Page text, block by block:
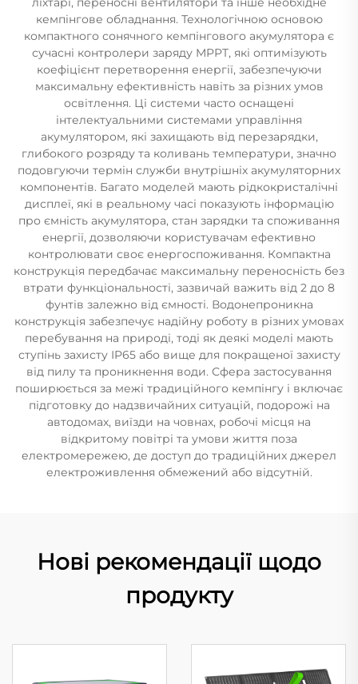
кемпінгове обладнання. Технологічною основою
компактного сонячного кемпінгового акумулятора є
сучасні контролери заряду MPPT, які оптимізують
коефіцієнт перетворення енергії, забезпечуючи
максимальну ефективність навіть за різних умов
освітлення. Ці системи часто оснащені
інтелектуальними системами управління
акумулятором, які захищають від перезарядки,
глибокого розряду та коливань температури, значно
подовгуючи термін служби внутрішніх акумуляторних
компонентів. Багато моделей мають рідкокристалічні
дисплеї, які в реальному часі показують інформацію
про ємність акумулятора, стан зарядки та споживання
енергії, дозволяючи користувачам ефективно
контролювати своє енергоспоживання. Компактна
конструкція передбачає максимальну переносність без
втрати функціональності, зазвичай важить від 2 до 8
фунтів залежно від ємності. Водонепроникна
конструкція забезпечує надійну роботу в різних умовах
перебування на природі, тоді як деякі моделі мають
ступінь захисту IP65 або вище для покращеної захисту
від пилу та проникнення води. Сфера застосування
поширюється за межі традиційного кемпінгу і включає
підготовку до надзвичайних ситуацій, подорожі на
автодомах, виїзди на човнах, робочі місця на
відкритому повітрі та умови життя поза
електромережею, де доступ до традиційних джерел
електроживлення обмежений або відсутній.
Нові рекомендації щодо
продукту